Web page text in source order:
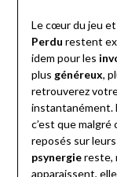
Le cœur du jeu et
Perdu restent
idem pour les
plus généreux,
retrouverez
instantanément.
c’est que
reposés sur leurs
psynergiereste,
apparaissent,